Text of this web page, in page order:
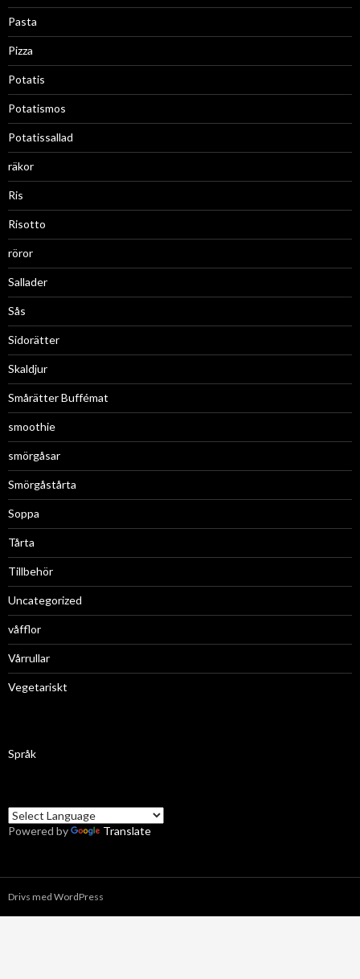
Pasta
Pizza
Potatis
Potatismos
Potatissallad
räkor
Ris
Risotto
röror
Sallader
Sås
Sidorätter
Skaldjur
Smårätter Buffémat
smoothie
smörgåsar
Smörgåstårta
Soppa
Tårta
Tillbehör
Uncategorized
våfflor
Vårrullar
Vegetariskt
Språk
Powered by Translate
Drivs med WordPress